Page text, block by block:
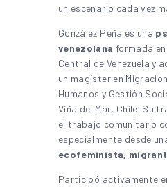
un escenario cada vez
González Peña es una
venezolana formada
Central de Venezuela y
un magíster en
Humanos y Gestión
Viña del Mar, Chile. Su
el trabajo comunitario
especialmente desde
ecofeminista,
Participó activamente